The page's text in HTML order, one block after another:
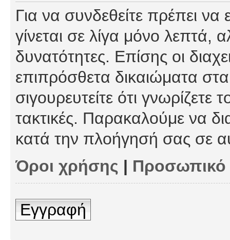
Για να συνδεθείτε πρέπει
γίνεται σε λίγα μόνο λεπτά,
δυνατότητες. Επίσης οι
επιπρόσθετα δικαιώματα
σιγουρευτείτε ότι γνωρίζετε
τακτικές. Παρακαλούμε να
κατά την πλοήγησή σας σε
Όροι χρήσης |
Εγγραφή